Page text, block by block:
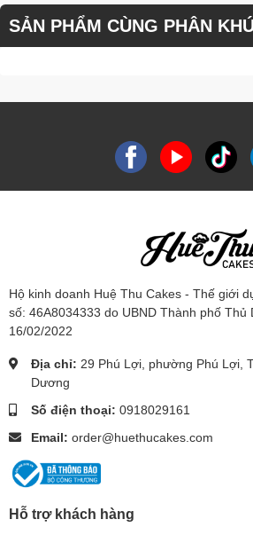
SẢN PHẨM CÙNG PHÂN
Hộ kinh doanh Huệ Thu Cakes - Thế giới
số: 46A8034333 do UBND Thành phố Thủ
16/02/2022
Địa chỉ: 29 Phú Lợi, phường Phú Lợi,
Dương
Số điện thoại: 0918029161
Email: order@huethucakes.com
Hỗ trợ khách hàng